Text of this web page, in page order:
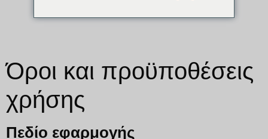
Όροι και προϋποθέσεις
χρήσης
Πεδίο εφαρμογής